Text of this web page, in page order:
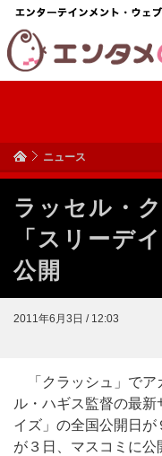
ニュース
ラッセル・
「スリーデ
公開
2011年6月3日 / 12:03
「クラッシュ」でア
ル・ハギス監督の最
イズ」の全国公開日
が３日、マスコミに公